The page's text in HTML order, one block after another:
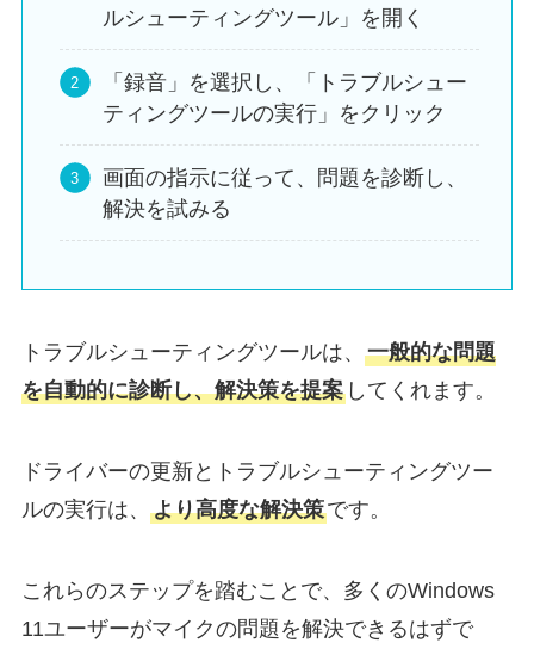
ルシューティングツール」を開く
「録音」を選択し、「トラブルシュー
ティングツールの実行」をクリック
画面の指示に従って、問題を診断し、
解決を試みる
トラブルシューティングツールは、 一般的な問題
を自動的に診断し、解決策を提案してくれます。
ドライバーの更新とトラブルシューティングツー
ルの実行は、 より高度な解決策です。
これらのステップを踏むことで、多くのWindows
11ユーザーがマイクの問題を解決できるはずで